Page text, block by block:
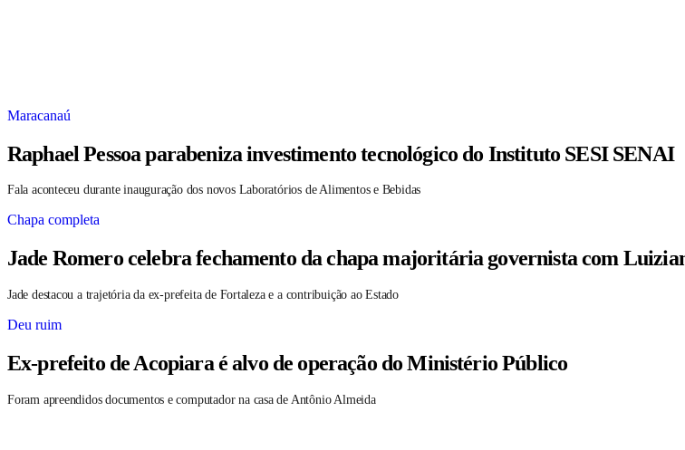
Maracanaú
Raphael Pessoa parabeniza investimento tecnológico do Instituto SESI SENAI
Fala aconteceu durante inauguração dos novos Laboratórios de Alimentos e Bebidas
Chapa completa
Jade Romero celebra fechamento da chapa majoritária governista com
Jade destacou a trajetória da ex-prefeita de Fortaleza e a contribuição ao Estado
Deu ruim
Ex-prefeito de Acopiara é alvo de operação do Ministério Público
Foram apreendidos documentos e computador na casa de Antônio Almeida